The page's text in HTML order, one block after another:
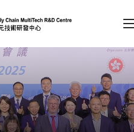
车键）
会员登录
A EN 繁 简